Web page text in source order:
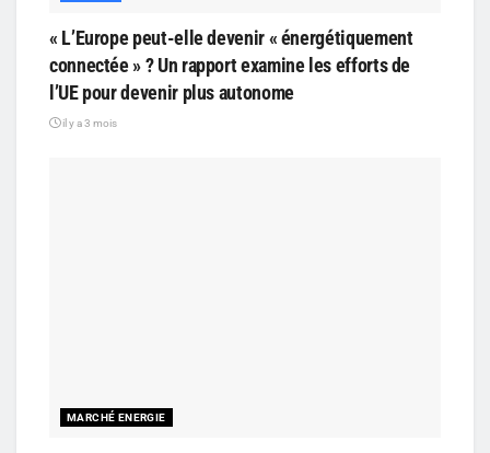
« L’Europe peut-elle devenir « énergétiquement
connectée » ? Un rapport examine les efforts de
l’UE pour devenir plus autonome
il y a 3 mois
MARCHÉ ENERGIE